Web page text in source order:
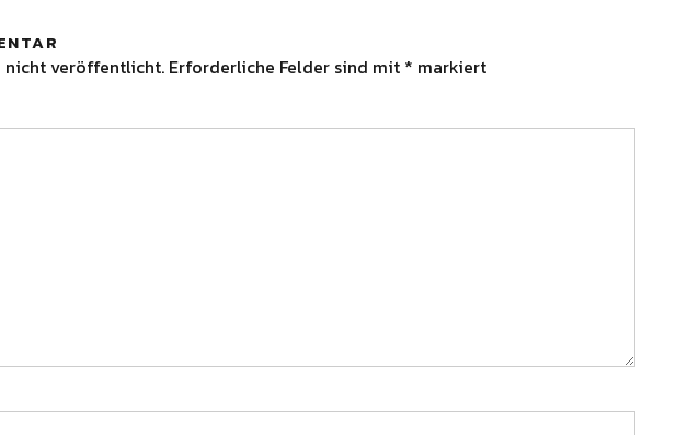
nicht veröffentlicht. Erforderliche Felder sind mit * markiert